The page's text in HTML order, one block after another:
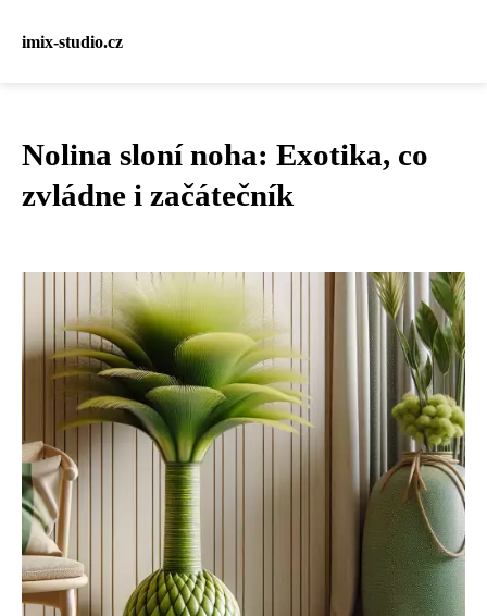
imix-studio.cz
Nolina sloní noha: Exotika, co
zvládne i začátečník